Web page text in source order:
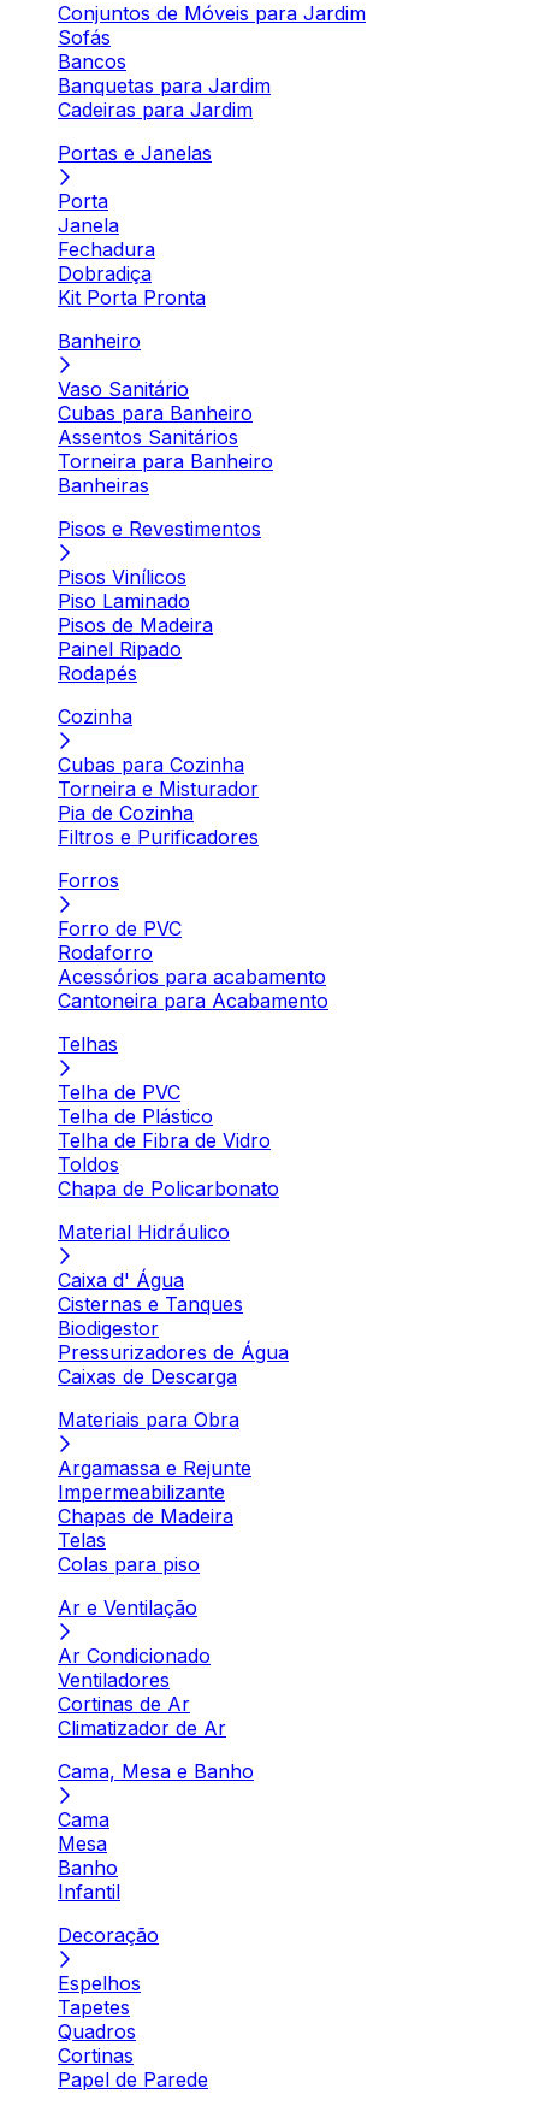
Conjuntos de Móveis para Jardim
Sofás
Bancos
Banquetas para Jardim
Cadeiras para Jardim
Portas e Janelas
Porta
Janela
Fechadura
Dobradiça
Kit Porta Pronta
Banheiro
Vaso Sanitário
Cubas para Banheiro
Assentos Sanitários
Torneira para Banheiro
Banheiras
Pisos e Revestimentos
Pisos Vinílicos
Piso Laminado
Pisos de Madeira
Painel Ripado
Rodapés
Cozinha
Cubas para Cozinha
Torneira e Misturador
Pia de Cozinha
Filtros e Purificadores
Forros
Forro de PVC
Rodaforro
Acessórios para acabamento
Cantoneira para Acabamento
Telhas
Telha de PVC
Telha de Plástico
Telha de Fibra de Vidro
Toldos
Chapa de Policarbonato
Material Hidráulico
Caixa d' Água
Cisternas e Tanques
Biodigestor
Pressurizadores de Água
Caixas de Descarga
Materiais para Obra
Argamassa e Rejunte
Impermeabilizante
Chapas de Madeira
Telas
Colas para piso
Ar e Ventilação
Ar Condicionado
Ventiladores
Cortinas de Ar
Climatizador de Ar
Cama, Mesa e Banho
Cama
Mesa
Banho
Infantil
Decoração
Espelhos
Tapetes
Quadros
Cortinas
Papel de Parede